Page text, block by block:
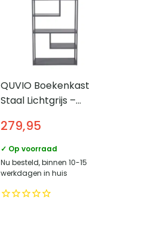
QUVIO Boekenkast
Staal Lichtgrijs –
Duurzaam en Stijlvol
279,95
✓ Op voorraad
Nu besteld, binnen 10-15
werkdagen in huis